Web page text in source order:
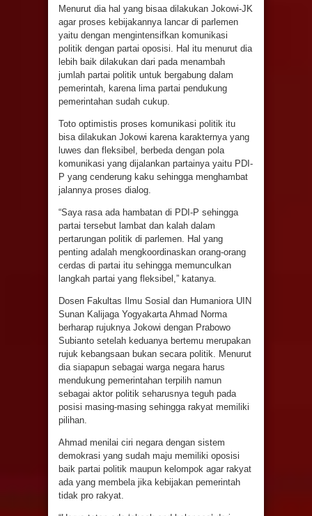
Menurut dia hal yang bisaa dilakukan Jokowi-JK
agar proses kebijakannya lancar di parlemen
yaitu dengan mengintensifkan komunikasi
politik dengan partai oposisi. Hal itu menurut dia
lebih baik dilakukan dari pada menambah
jumlah partai politik untuk bergabung dalam
pemerintah, karena lima partai pendukung
pemerintahan sudah cukup.
Toto optimistis proses komunikasi politik itu
bisa dilakukan Jokowi karena karakternya yang
luwes dan fleksibel, berbeda dengan pola
komunikasi yang dijalankan partainya yaitu PDI-
P yang cenderung kaku sehingga menghambat
jalannya proses dialog.
“Saya rasa ada hambatan di PDI-P sehingga
partai tersebut lambat dan kalah dalam
pertarungan politik di parlemen. Hal yang
penting adalah mengkoordinaskan orang-orang
cerdas di partai itu sehingga memunculkan
langkah partai yang fleksibel,” katanya.
Dosen Fakultas Ilmu Sosial dan Humaniora UIN
Sunan Kalijaga Yogyakarta Ahmad Norma
berharap rujuknya Jokowi dengan Prabowo
Subianto setelah keduanya bertemu merupakan
rujuk kebangsaan bukan secara politik. Menurut
dia siapapun sebagai warga negara harus
mendukung pemerintahan terpilih namun
sebagai aktor politik seharusnya teguh pada
posisi masing-masing sehingga rakyat memiliki
pilihan.
Ahmad menilai ciri negara dengan sistem
demokrasi yang sudah maju memiliki oposisi
baik partai politik maupun kelompok agar rakyat
ada yang membela jika kebijakan pemerintah
tidak pro rakyat.